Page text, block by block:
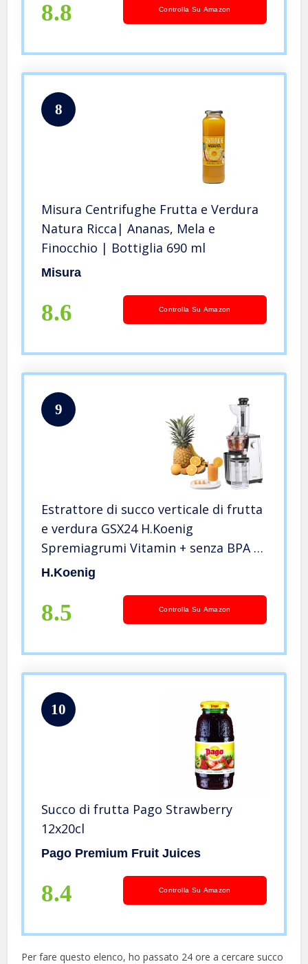
per la Pulizia Inclusa
8.8 Controlla Su Amazon
8
Misura Centrifughe Frutta e Verdura
Natura Ricca| Ananas, Mela e
Finocchio | Bottiglia 690 ml
Misura
8.6 Controlla Su Amazon
9
Estrattore di succo verticale di frutta
e verdura GSX24 H.Koenig
Spremiagrumi Vitamin + senza BPA –
Bocca larga 82 mm – 3 setacci per
Pressione delicata – 50 giri 400 W
H.koenig
8.5 Controlla Su Amazon
10
Succo di frutta Pago Strawberry
12x20cl
Pago Premium Fruit Juices
8.4 Controlla Su Amazon
Per fare questo elenco, ho passato 24 ore a cercare succo